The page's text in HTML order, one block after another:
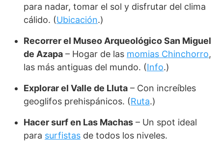
para nadar, tomar el sol y disfrutar del clima
cálido. (Ubicación.)
Recorrer el Museo Arqueológico San Miguel
de Azapa – Hogar de las momias Chinchorro,
las más antiguas del mundo. (Info.)
Explorar el Valle de Lluta – Con increíbles
geoglifos prehispánicos. (Ruta.)
Hacer surf en Las Machas – Un spot ideal
para surfistas de todos los niveles.